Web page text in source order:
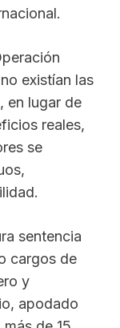
existían las
en lugar de
reales,
se
sentencia
cargos de
y
apodado